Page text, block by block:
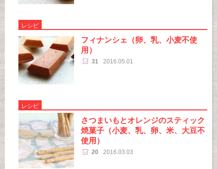
レシピ
フィナンシェ（卵、乳、小麦不使
用）
31 2016.05.01
レシピ
さつまいもとオレンジのスティック
焼菓子（小麦、乳、卵、米、大豆不
使用）
20 2016.03.03